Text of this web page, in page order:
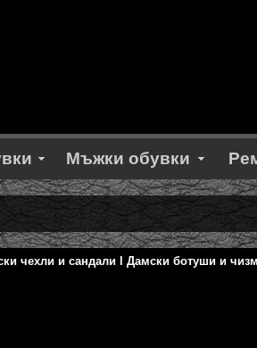
Мъжки обувки
чехли и сандали Дамски ботуши и